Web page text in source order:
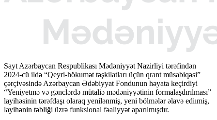
Sayt Azərbaycan Respublikası Mədəniyyət Nazirliyi tərəfindən
2024-cü ildə “Qeyri-hökumət təşkilatları üçün qrant müsabiqəsi”
çərçivəsində Azərbaycan Ədəbiyyat Fondunun həyata keçirdiyi
“Yeniyetmə və gənclərdə mütaliə mədəniyyətinin formalaşdırılması”
layihəsinin tərəfdaşı olaraq yenilənmiş, yeni bölmələr əlavə ediımiş,
layihənin təbliği üzrə funksional fəaliyyət aparılmışdır.